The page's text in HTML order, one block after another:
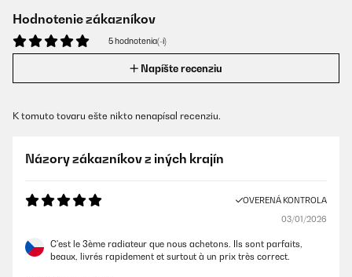
Hodnotenie zákazníkov
5 hodnotenia(-í)
Napíšte recenziu
K tomuto tovaru ešte nikto nenapísal recenziu.
Názory zákazníkov z iných krajín
OVERENÁ KONTROLA
03/01/2026
C'est le 3ème radiateur que nous achetons. Ils sont parfaits,
beaux, livrés rapidement et surtout à un prix très correct.